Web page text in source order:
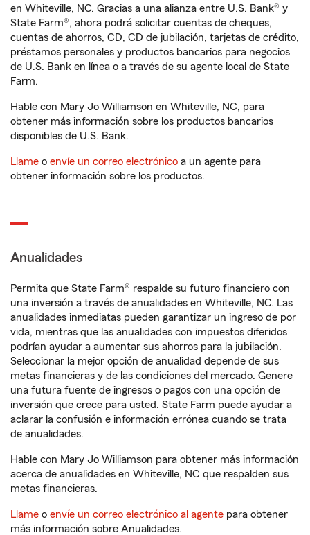
en Whiteville, NC. Gracias a una alianza entre U.S. Bank® y
State Farm®, ahora podrá solicitar cuentas de cheques,
cuentas de ahorros, CD, CD de jubilación, tarjetas de crédito,
préstamos personales y productos bancarios para negocios
de U.S. Bank en línea o a través de su agente local de State
Farm.
Hable con Mary Jo Williamson en Whiteville, NC, para
obtener más información sobre los productos bancarios
disponibles de U.S. Bank.
Llame o envíe un correo electrónico a un agente para
obtener información sobre los productos.
Anualidades
Permita que State Farm® respalde su futuro financiero con
una inversión a través de anualidades en Whiteville, NC. Las
anualidades inmediatas pueden garantizar un ingreso de por
vida, mientras que las anualidades con impuestos diferidos
podrían ayudar a aumentar sus ahorros para la jubilación.
Seleccionar la mejor opción de anualidad depende de sus
metas financieras y de las condiciones del mercado. Genere
una futura fuente de ingresos o pagos con una opción de
inversión que crece para usted. State Farm puede ayudar a
aclarar la confusión e información errónea cuando se trata
de anualidades.
Hable con Mary Jo Williamson para obtener más información
acerca de anualidades en Whiteville, NC que respalden sus
metas financieras.
Llame o envíe un correo electrónico al agente para obtener
más información sobre Anualidades.